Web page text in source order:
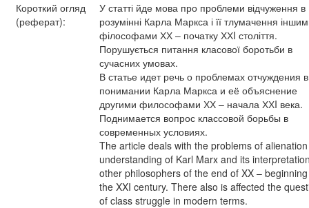
Короткий огляд
(реферат):
У статті йде мова про проблеми відчуження в
розумінні Карла Маркса і її тлумачення
філософами ХХ – початку ХХI століття.
Порушується питання класової боротьби в
сучасних умовах.
В статье идет речь о проблемах отчуждения в
понимании Карла Маркса и её объяснение
другими философами ХХ – начала ХХI века.
Поднимается вопрос классовой борьбы в
современных условиях.
The article deals with the problems of
understanding of Karl Marx and its
other philosophers of the end of XX –
the XXI century. There also is affected the
of class struggle in modern terms.